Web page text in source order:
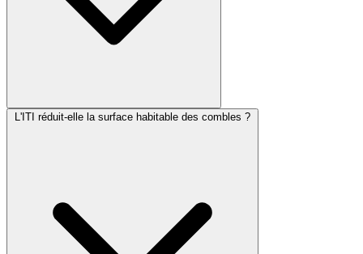
L'ITI réduit-elle la surface habitable des combles ?